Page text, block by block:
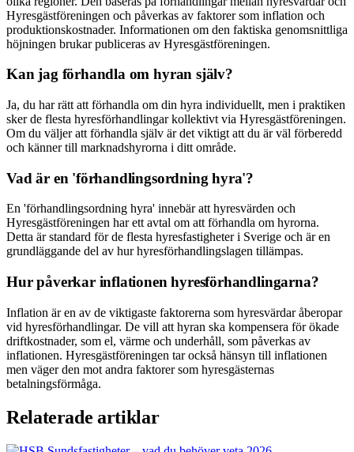
Hyresgästföreningen och påverkas av faktorer som inflation och
produktionskostnader. Informationen om den faktiska genomsnittliga
höjningen brukar publiceras av Hyresgästföreningen.
Kan jag förhandla om hyran själv?
Ja, du har rätt att förhandla om din hyra individuellt, men i praktiken
sker de flesta hyresförhandlingar kollektivt via Hyresgästföreningen.
Om du väljer att förhandla själv är det viktigt att du är väl förberedd
och känner till marknadshyrorna i ditt område.
Vad är en 'förhandlingsordning hyra'?
En 'förhandlingsordning hyra' innebär att hyresvärden och
Hyresgästföreningen har ett avtal om att förhandla om hyrorna.
Detta är standard för de flesta hyresfastigheter i Sverige och är en
grundläggande del av hur hyresförhandlingslagen tillämpas.
Hur påverkar inflationen hyresförhandlingarna?
Inflation är en av de viktigaste faktorerna som hyresvärdar åberopar
vid hyresförhandlingar. De vill att hyran ska kompensera för ökade
driftkostnader, som el, värme och underhåll, som påverkas av
inflationen. Hyresgästföreningen tar också hänsyn till inflationen
men väger den mot andra faktorer som hyresgästernas
betalningsförmåga.
Relaterade artiklar